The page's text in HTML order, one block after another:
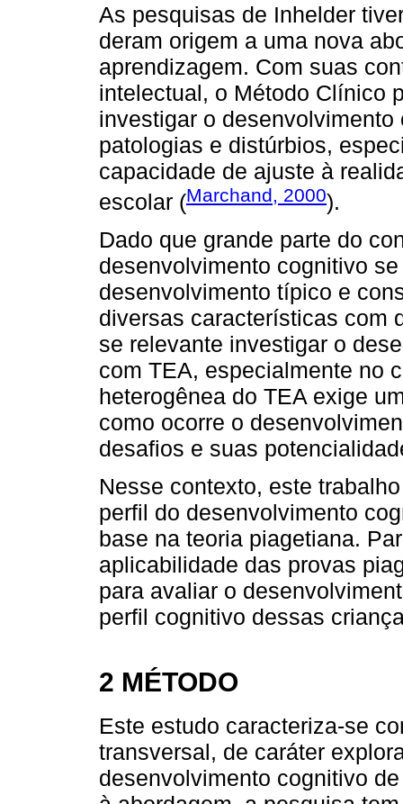
As pesquisas de Inhelder
deram origem a uma nova
aprendizagem. Com suas
intelectual, o Método Clínico
investigar o
patologias e distúrbios,
capacidade de ajuste à
escolar (Marchand, 2000).
Dado que grande parte do
desenvolvimento cognitivo
desenvolvimento típico e
diversas características com
se relevante investigar o
com TEA, especialmente no
heterogênea do TEA exige
como ocorre o
desafios e suas
Nesse contexto, este
perfil do desenvolvimento
base na teoria piagetiana.
aplicabilidade das provas
para avaliar o
perfil cognitivo dessas
2 MÉTODO
Este estudo caracteriza-se
transversal, de caráter
desenvolvimento cognitivo